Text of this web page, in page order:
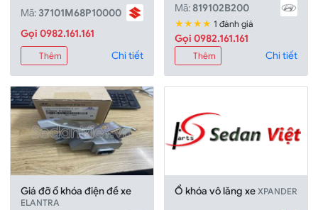
Mã: 37101M68P10000
Gọi 0982.161.161
Thêm Chi tiết
Mã:819102B200
★★★★ 1 đánh giá
Gọi 0982.161.161
Thêm Chi tiết
Giá đỡ ổ khóa điện đề xe
ELANTRA
Ổ khóa vô lăng xeXPANDER